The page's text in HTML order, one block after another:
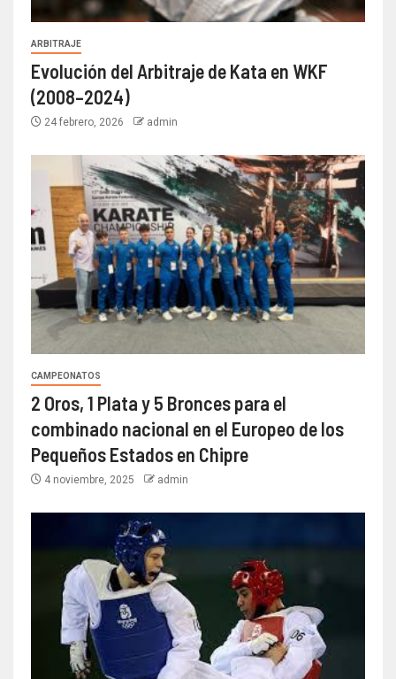
ARBITRAJE
Evolución del Arbitraje de Kata en WKF
(2008–2024)
24 febrero, 2026 admin
CAMPEONATOS
2 Oros, 1 Plata y 5 Bronces para el
combinado nacional en el Europeo de los
Pequeños Estados en Chipre
4 noviembre, 2025 admin